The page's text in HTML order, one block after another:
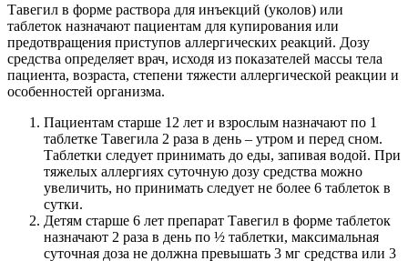
Тавегил в форме раствора для инъекций (уколов) или
таблеток назначают пациентам для купирования или
предотвращения приступов аллергических реакций. Дозу
средства определяет врач, исходя из показателей массы тела
пациента, возраста, степени тяжести аллергической реакции и
особенностей организма.
Пациентам старше 12 лет и взрослым назначают по 1
таблетке Тавегила 2 раза в день – утром и перед сном.
Таблетки следует принимать до еды, запивая водой. При
тяжелых аллергиях суточную дозу средства можно
увеличить, но принимать следует не более 6 таблеток в
сутки.
Детям старше 6 лет препарат Тавегил в форме таблеток
назначают 2 раза в день по ½ таблетки, максимальная
суточная доза не должна превышать 3 мг средства или 3